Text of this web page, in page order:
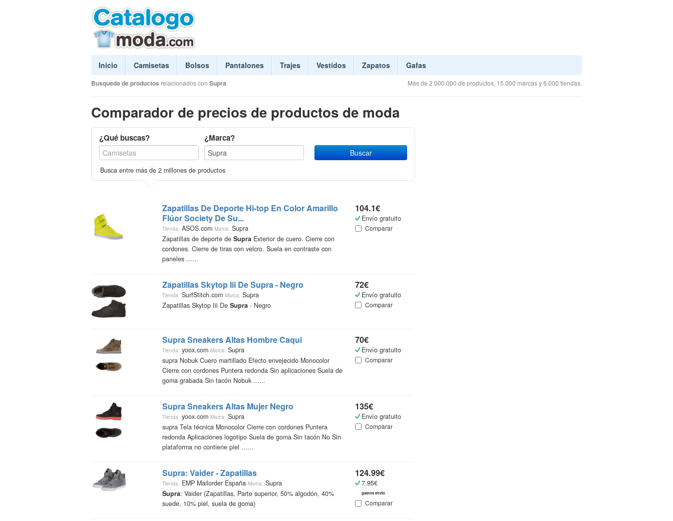
Inicio Camisetas Bolsos Pantalones Trajes Vestidos Zapatos Gafas
Busqueda de productos relacionados con Supra Más de 2.000.000 de productos, 15.000 marcas y 6.000 tiendas.
Comparador de precios de productos de moda
¿Qué buscas? ¿Marca?
Busca entre más de 2 millones de productos
Zapatillas De Deporte Hi-top En Color Amarillo
Flúor Society De Su...
Tienda: ASOS.com Marca: Supra
Zapatillas de deporte de SupraExterior de cuero. Cierre con
cordones. Cierre de tiras con velcro. Suela en contraste con
paneles ......
104.1€
Envío gratuito
Comparar
Zapatillas Skytop Iii DeSupra- Negro
Tienda: SurfStitch.com Marca: Supra
Zapatillas Skytop Iii De Supra- Negro
72€
Envío gratuito
Comparar
Supra Sneakers Altas Hombre Caqui
Tienda: yoox.com Marca: Supra
supra Nobuk Cuero martillado Efecto envejecido Monocolor
Cierre con cordones Puntera redonda Sin aplicaciones Suela de
goma grabada Sin tacón Nobuk ......
70€
Envío gratuito
Comparar
Supra Sneakers Altas Mujer Negro
Tienda: yoox.com Marca: Supra
supra Tela técnica Monocolor Cierre con cordones Puntera
redonda Aplicaciones logotipo Suela de goma Sin tacón No Sin
plataforma no contiene piel ......
135€
Envío gratuito
Comparar
Supra: Vaider - Zapatillas
Tienda: EMP Mailorder España Marca: Supra
Supra: Vaider (Zapatillas, Parte superior, 50% algodón, 40%
suede, 10% piel, suela de goma)
124.99€
7.95€
gastos envío
Comparar